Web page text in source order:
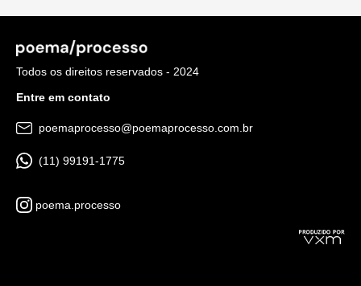
Todos os direitos reservados - 2024
Entre em contato
poemaprocesso@poemaprocesso.com.br
(11) 99191-1775
poema.processo